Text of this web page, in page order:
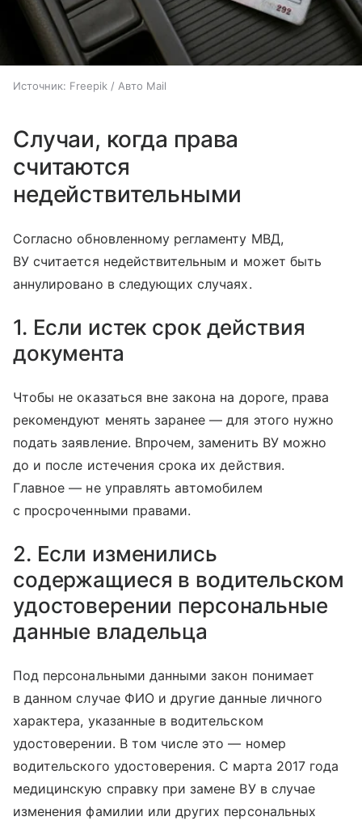
Источник: Freepik / Авто Mail
Случаи, когда права
считаются
недействительными
Согласно обновленному регламенту МВД,
ВУ считается недействительным и может быть
аннулировано в следующих случаях.
1. Если истек срок действия
документа
Чтобы не оказаться вне закона на дороге, права
рекомендуют менять заранее — для этого нужно
подать заявление. Впрочем, заменить ВУ можно
до и после истечения срока их действия.
Главное — не управлять автомобилем
с просроченными правами.
2. Если изменились
содержащиеся в водительском
удостоверении персональные
данные владельца
Под персональными данными закон понимает
в данном случае ФИО и другие данные личного
характера, указанные в водительском
удостоверении. В том числе это — номер
водительского удостоверения. С марта 2017 года
медицинскую справку при замене ВУ в случае
изменения фамилии или других персональных